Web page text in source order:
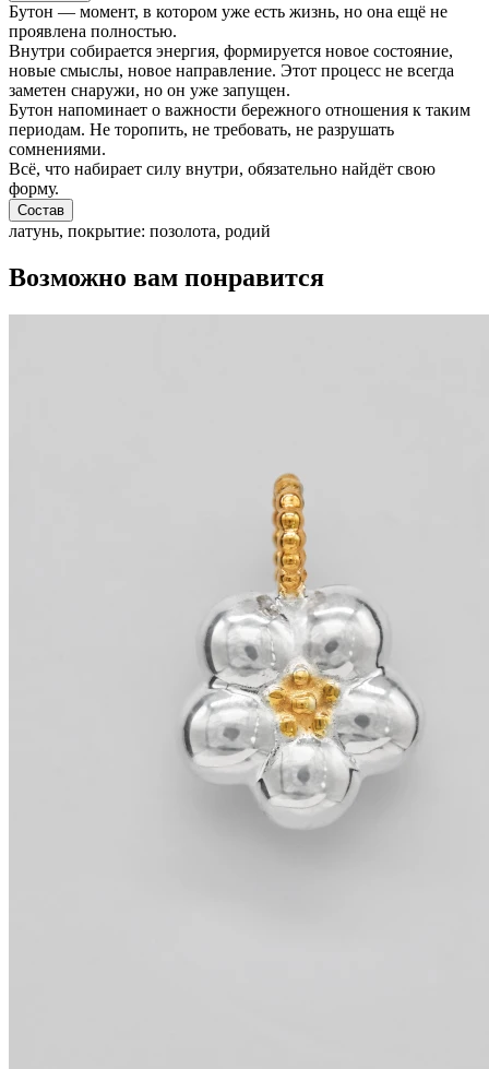
Бутон — момент, в котором уже есть жизнь, но она ещё не
проявлена полностью.
Внутри собирается энергия, формируется новое состояние,
новые смыслы, новое направление. Этот процесс не всегда
заметен снаружи, но он уже запущен.
Бутон напоминает о важности бережного отношения к таким
периодам. Не торопить, не требовать, не разрушать
сомнениями.
Всё, что набирает силу внутри, обязательно найдёт свою
форму.
Состав
латунь, покрытие: позолота, родий
Возможно вам понравится